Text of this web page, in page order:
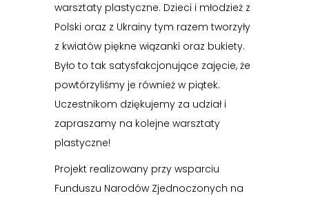
warsztaty plastyczne. Dzieci i młodzież z
Polski oraz z Ukrainy tym razem tworzyły
z kwiatów piękne wiązanki oraz bukiety.
Było to tak satysfakcjonujące zajęcie, że
powtórzyliśmy je również w piątek.
Uczestnikom dziękujemy za udział i
zapraszamy na kolejne warsztaty
plastyczne!
Projekt realizowany przy wsparciu
Funduszu Narodów Zjednoczonych na